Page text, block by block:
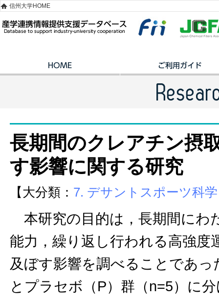
信州大学HOME
長期間のクレアチン摂
す影響に関する研究
【大分類： 7. デサントスポーツ科学
本研究の目的は，長期間にわ
能力，繰り返し行われる高強
及ぼす影響を調べることであ
とプラセボ（P）群（n=5）に